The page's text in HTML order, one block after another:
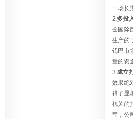
一场长
2.多投
全国除
生产的
锅巴市
量的资
3.成立
效果绝
得了显
机关的
室，公